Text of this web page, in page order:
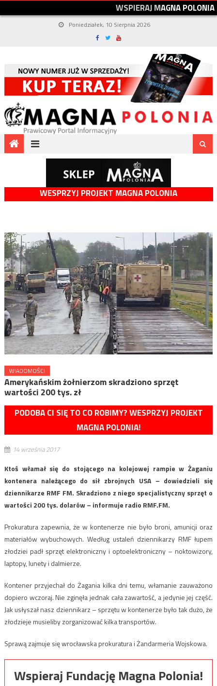
WSPIERAJMAGNAPOLONIA
Poniedziałek, 10 Sierpnia 2026
WESPRZYJ PROJEKT MAGNA POLONIA
WIADOMOŚCI
Amerykańskim żołnierzom skradziono sprzęt
wartości 200 tys. zł
PODOBA CI SIĘ TO CO ROBIMY? WESPRZYJ PROJEKT
MAGNA POLONIA!
14 września 2017
Ktoś włamał się do stojącego na kolejowej rampie w Żaganiu
kontenera należącego do sił zbrojnych USA – dowiedzieli się
dziennikarze RMF FM. Skradziono z niego specjalistyczny sprzęt o
wartości 200 tys. dolarów – informuje radio RMF.FM.
Prokuratura zapewnia, że w kontenerze nie było broni, amunicji oraz
materiałów wybuchowych. Według ustaleń dziennikarzy RMF łupem
złodziei padł sprzęt elektroniczny i optoelektroniczny – noktowizory,
laptopy, lunety i dalmierze.
Kontener przyjechał do Żagania kilka dni temu, włamanie zauważono
dopiero wczoraj. Nie zginęła jednak cała zawartość, a jedynie jej część.
Jak usłyszał nasz dziennikarz – sprzętu w kontenerze było tak dużo, że
złodzieje musieliby zorganizować kilka transportów.
Sprawą zajmuje się wrocławska prokuratura i Żandarmeria Wojskowa.
Wspieraj Fundację Magna Polonia!